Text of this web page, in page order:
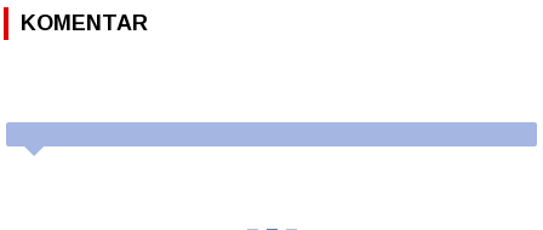
KOMENTAR